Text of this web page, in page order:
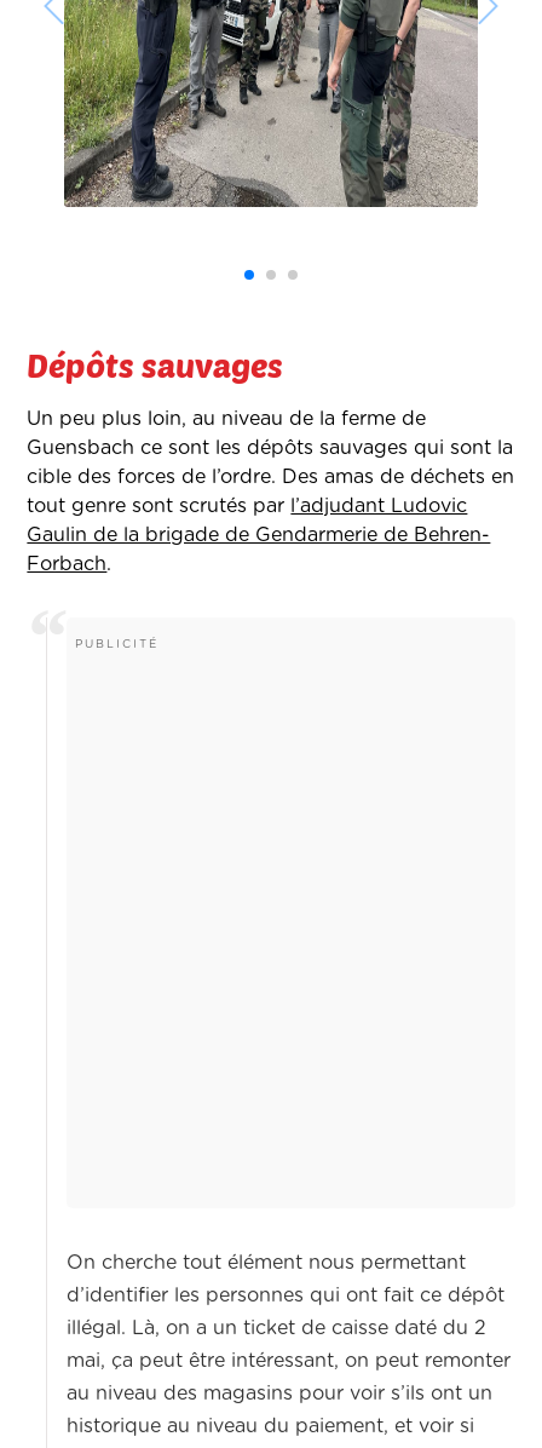
Dépôts sauvages
Un peu plus loin, au niveau de la ferme de
Guensbach ce sont les dépôts sauvages qui sont la
cible des forces de l’ordre. Des amas de déchets en
tout genre sont scrutés par l’adjudant Ludovic
Gaulin de la brigade de Gendarmerie de Behren-
Forbach.
On cherche tout élément nous permettant
d’identifier les personnes qui ont fait ce dépôt
illégal. Là, on a un ticket de caisse daté du 2
mai, ça peut être intéressant, on peut remonter
au niveau des magasins pour voir s’ils ont un
historique au niveau du paiement, et voir si